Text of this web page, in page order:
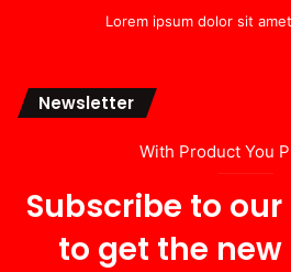
Lorem ipsum dolor sit
Newsletter
With Product You
Subscribe to
to get the